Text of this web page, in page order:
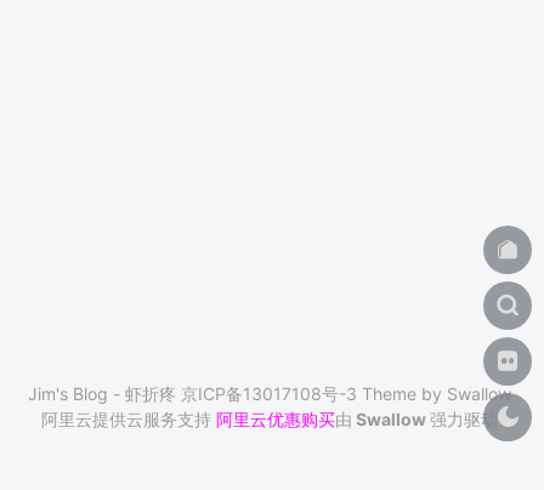
Jim's Blog - 虾折疼 京ICP备13017108号-3 Theme by Swallow
阿里云提供云服务支持 阿里云优惠购买由 Swallow强力驱动